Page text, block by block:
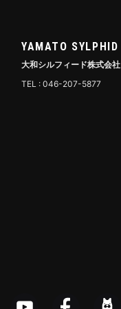
YAMATO SYLPHID
大和シルフィード株式会社
TEL : 046-207-5877